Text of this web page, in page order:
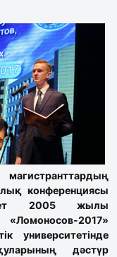
магистранттардың
конференциясы
2005 жылы
2017»
университетінде
дәстүр